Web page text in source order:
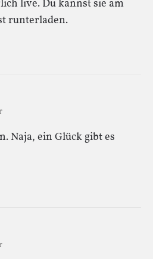
live. Du kannst sie am
runterladen.
Naja, ein Glück gibt es